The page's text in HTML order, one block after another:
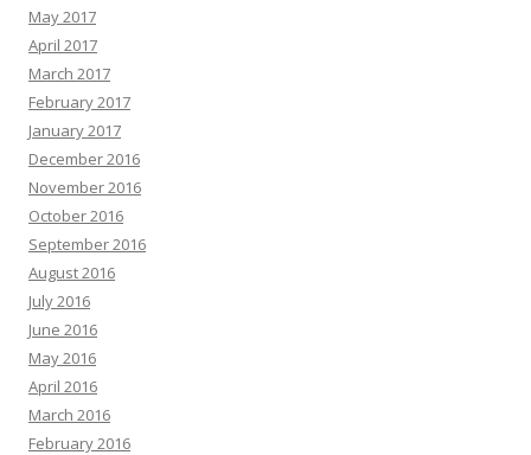
May 2017
April 2017
March 2017
February 2017
January 2017
December 2016
November 2016
October 2016
September 2016
August 2016
July 2016
June 2016
May 2016
April 2016
March 2016
February 2016